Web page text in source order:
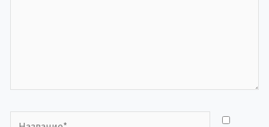
Название*